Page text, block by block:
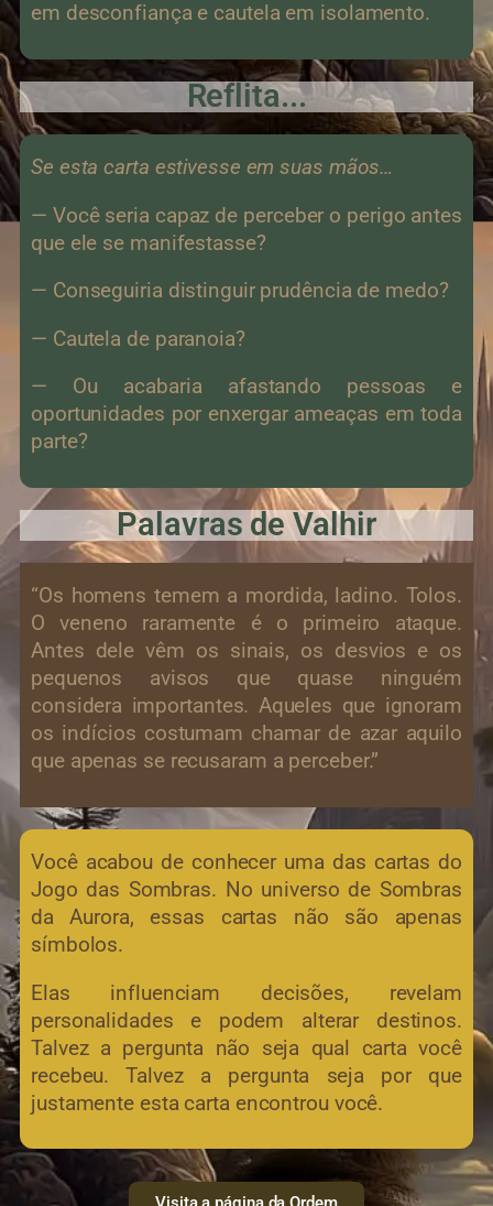
em desconfiança e cautela em isolamento.
Reflita...
Se esta carta estivesse em suas mãos…
— Você seria capaz de perceber o perigo antes
que ele se manifestasse?
— Conseguiria distinguir prudência de medo?
— Cautela de paranoia?
— Ou acabaria afastando pessoas e
oportunidades por enxergar ameaças em toda
parte?
Palavras de Valhir
“Os homens temem a mordida, ladino. Tolos.
O veneno raramente é o primeiro ataque.
Antes dele vêm os sinais, os desvios e os
pequenos avisos que quase ninguém
considera importantes. Aqueles que ignoram
os indícios costumam chamar de azar aquilo
que apenas se recusaram a perceber.”
Você acabou de conhecer uma das cartas do
Jogo das Sombras. No universo de Sombras
da Aurora, essas cartas não são apenas
símbolos.
Elas influenciam decisões, revelam
personalidades e podem alterar destinos.
Talvez a pergunta não seja qual carta você
recebeu. Talvez a pergunta seja por que
justamente esta carta encontrou você.